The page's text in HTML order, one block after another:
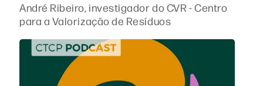
André Ribeiro, investigador do CVR - Centro
para a Valorização de Resíduos